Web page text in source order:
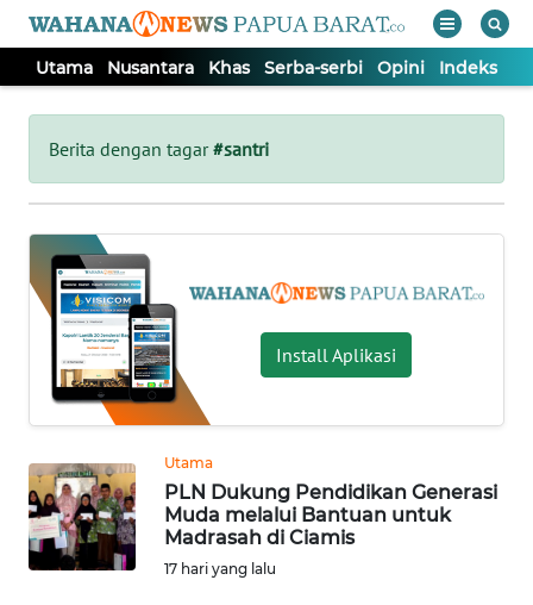
Utama Nusantara Khas Serba-serbi Opini Indeks
Berita dengan tagar#santri
Install Aplikasi
Utama
PLN Dukung Pendidikan Generasi
Muda melalui Bantuan untuk
Madrasah di Ciamis
17 hari yang lalu
Tutup
UTAMA
NUSANTARA
KHAS
SERBA-
SERBI
OPINI
Informasi